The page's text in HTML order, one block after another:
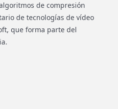
de compresión
de tecnologías de vídeo
que forma parte del